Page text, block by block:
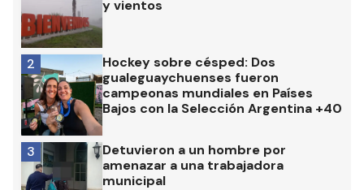
y vientos
Hockey sobre césped: Dos
gualeguaychuenses fueron
campeonas mundiales en Países
Bajos con la Selección Argentina +40
2
Detuvieron a un hombre por
amenazar a una trabajadora
municipal
3